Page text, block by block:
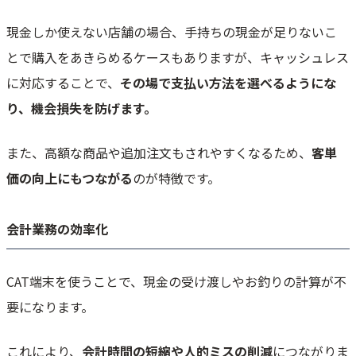
現金しか使えない店舗の場合、手持ちの現金が足りないこ
とで購入をあきらめるケースもありますが、キャッシュレス
に対応することで、 その場で支払い方法を選べるようにな
り、機会損失を防げます。
また、高額な商品や追加注文もされやすくなるため、 客単
価の向上にもつながるのが特徴です。
会計業務の効率化
CAT端末を使うことで、現金の受け渡しやお釣りの計算が不
要になります。
これにより、 会計時間の短縮や人的ミスの削減につながりま